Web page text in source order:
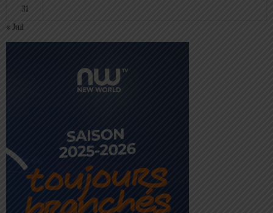
31
« Juil